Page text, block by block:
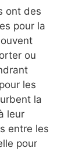
ont des
pour la
ou
les
la
leur
entre les
pour